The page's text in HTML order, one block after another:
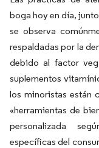
boga hoy en día,
se observa
respaldadas por la
debido al factor
suplementos
los minoristas están
«herramientas de
personalizada
específicas del